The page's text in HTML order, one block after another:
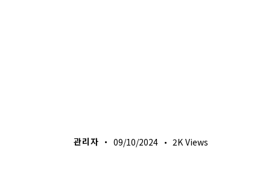
관리자 09/10/2024 2K Views